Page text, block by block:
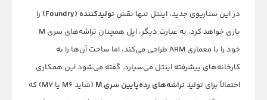
در این سناریوی جدید، اینتل تنها نقش تولیدکننده (Foundry)
را
بازی خواهد کرد. به عبارت دیگر، اپل همچنان تراشه‌های سری M
خود را با معماری ARM طراحی می‌کند، اما ساخت آن‌ها را به
کارخانه‌های پیشرفته اینتل می‌سپارد. گفته می‌شود این همکاری
احتمالاً برای تولید تراشه‌های رده‌پایین سری M
(شاید M6 یا M7) که